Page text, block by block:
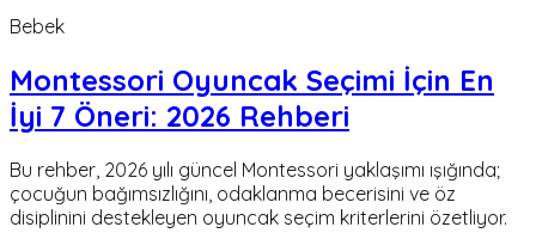
Bebek
Montessori Oyuncak Seçimi İçin En
İyi 7 Öneri: 2026 Rehberi
Bu rehber, 2026 yılı güncel Montessori yaklaşımı ışığında;
çocuğun bağımsızlığını, odaklanma becerisini ve öz
disiplinini destekleyen oyuncak seçim kriterlerini özetliyor.